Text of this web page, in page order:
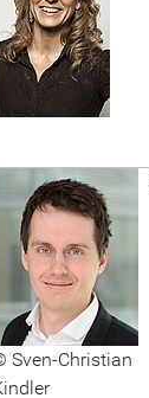
Sven-Christian